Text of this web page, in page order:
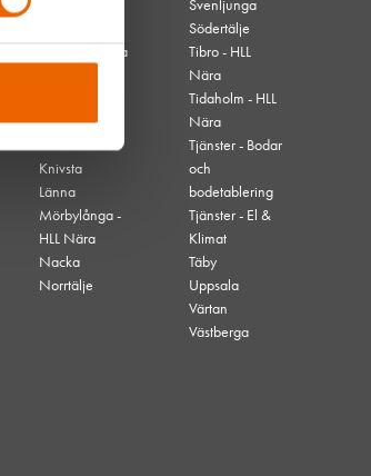
Hjo - HLL Nära
Kalmar
Karlskrona
Knivsta
Länna
Mörbylånga -
HLL Nära
Nacka
Norrtälje
Svenljunga
Södertälje
Tibro - HLL
Nära
Tidaholm - HLL
Nära
Tjänster - Bodar
och
bodetablering
Tjänster - El &
Klimat
Täby
Uppsala
Värtan
Västberga